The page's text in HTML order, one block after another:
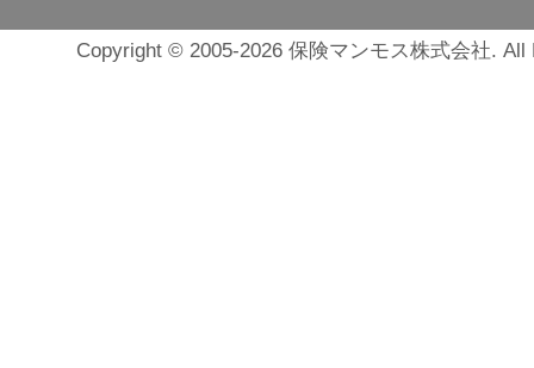
Copyright © 2005-2026 保険マンモス株式会社. All